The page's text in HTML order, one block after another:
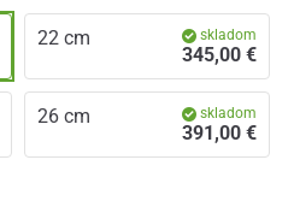
22 cm skladom
345,00 €
26 cm skladom
391,00 €